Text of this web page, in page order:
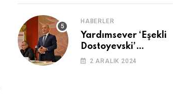
HABERLER
Yardımsever ‘Eşekli
Dostoyevski’
Cemevi’ndeydi
2 ARALIK 2024